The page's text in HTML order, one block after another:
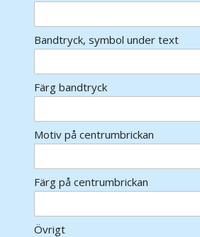
Bandtryck, symbol under text
Färg bandtryck
Motiv på centrumbrickan
Färg på centrumbrickan
Övrigt